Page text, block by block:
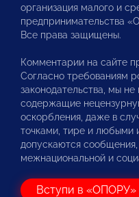
организация малого и
предпринимательства
Все права защищены.
Комментарии на сайте
Согласно требованиям
законодательства, мы
содержащие
оскорбления, даже в
точками, тире и любыми
допускаются
межнациональной и
Вступи в «ОПОРУ»